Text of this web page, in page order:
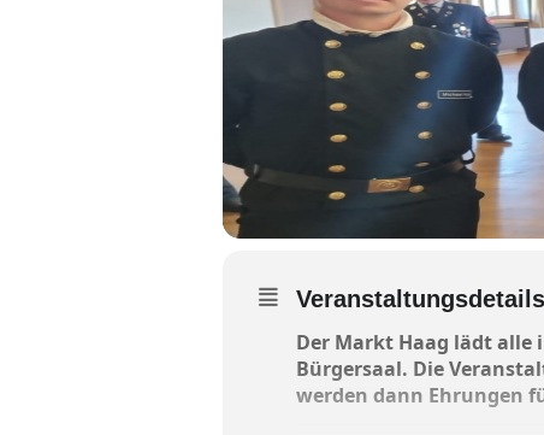
Veranstaltungsdetails
Der Markt Haag lädt alle
Bürgersaal. Die
werden dann Ehrungen